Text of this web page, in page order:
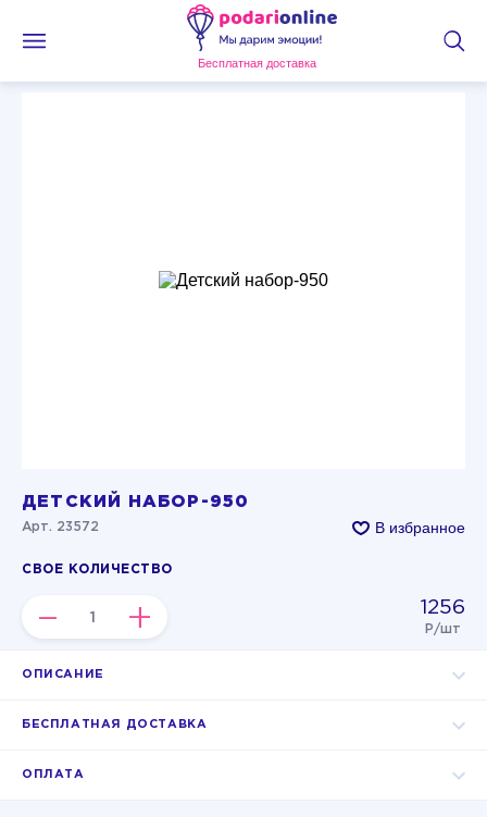
Бесплатная доставка
ДЕТСКИЙ НАБОР-950
Арт. 23572 В избранное
СВОЕ КОЛИЧЕСТВО
– + 1256
Р/шт
ОПИСАНИЕ
БЕСПЛАТНАЯ ДОСТАВКА
ОПЛАТА